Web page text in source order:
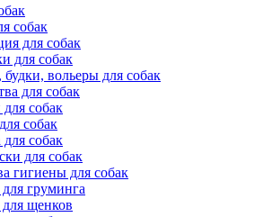
собак
для собак
для собак
вольеры для собак
для собак
собак
собак
собак
для собак
гигиены для собак
груминга
щенков